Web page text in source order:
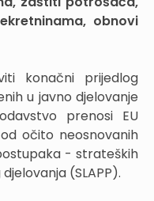
obnovi
konačni prijedlog
u javno djelovanje
prenosi EU
očito neosnovanih
- strateških
(SLAPP).